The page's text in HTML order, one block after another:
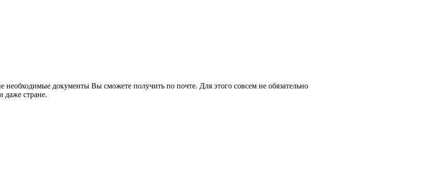
необходимые документы Вы cможете получить по почте. Для этого совсем не обязательно
даже стране.